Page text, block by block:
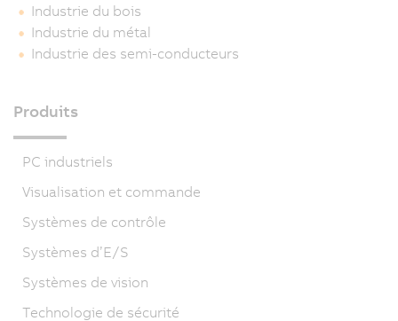
Industrie du bois
Industrie du métal
Industrie des semi-conducteurs
Produits
PC industriels
Visualisation et commande
Systèmes de contrôle
Systèmes d’E/S
Systèmes de vision
Technologie de sécurité